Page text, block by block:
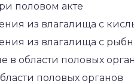
половом акте
из влагалища с
из влагалища с
в области половых
половых органов